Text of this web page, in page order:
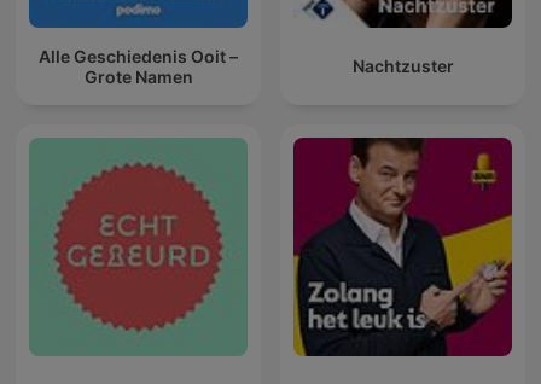
Alle Geschiedenis Ooit –
Grote Namen
Nachtzuster